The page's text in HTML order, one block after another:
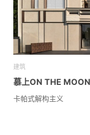
建筑
慕上ON THE
卡帕式解构主义